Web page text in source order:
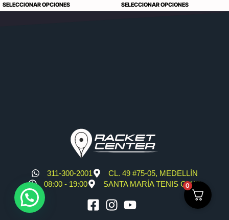
SELECCIONAR OPCIONES SELECCIONAR OPCIONES
311-300-2001
CL. 49 #75-05, MEDELLÍN
08:00 - 19:00
SANTA MARÍA TENIS CLUB
0